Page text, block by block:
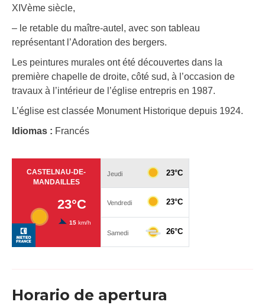
XIVème siècle,
– le retable du maître-autel, avec son tableau
représentant l’Adoration des bergers.
Les peintures murales ont été découvertes dans la
première chapelle de droite, côté sud, à l’occasion de
travaux à l’intérieur de l’église entrepris en 1987.
L’église est classée Monument Historique depuis 1924.
Idiomas : Francés
Horario de apertura